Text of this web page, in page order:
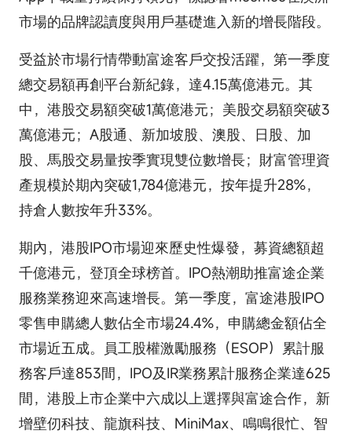
市場的品牌認讀度與用戶基礎進入新的增長階段。
受益於市場行情帶動富途客戶交投活躍，第一季度
總交易額再創平台新紀錄，達4.15萬億港元。其
中，港股交易額突破1萬億港元；美股交易額突破3
萬億港元；A股通、新加坡股、澳股、日股、加
股、馬股交易量按季實現雙位數增長；財富管理資
產規模於期內突破1,784億港元，按年提升28%，
持倉人數按年升33%。
期內，港股IPO市場迎來歷史性爆發，募資總額超
千億港元，登頂全球榜首。IPO熱潮助推富途企業
服務業務迎來高速增長。第一季度，富途港股IPO
零售申購總人數佔全市場24.4%，申購總金額佔全
市場近五成。員工股權激勵服務（ESOP）累計服
務客戶達853間，IPO及IR業務累計服務企業達625
間，港股上市企業中六成以上選擇與富途合作，新
增壁仞科技、龍旗科技、MiniMax、鳴鳴很忙、智